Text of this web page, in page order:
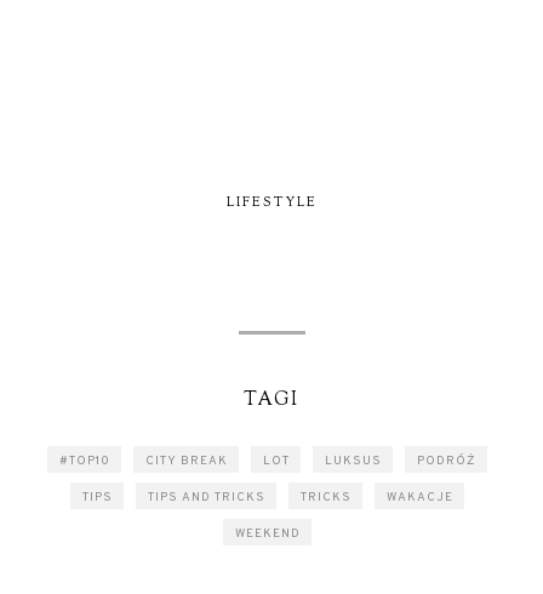
LIFESTYLE
TAGI
#TOP10 CITY BREAK LOT LUKSUS PODRÓŻ
TIPS TIPS AND TRICKS TRICKS WAKACJE
WEEKEND